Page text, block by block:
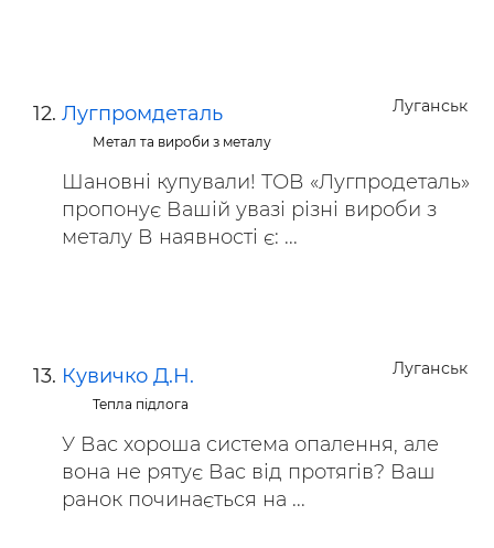
Луганськ
Лугпромдеталь
Метал та вироби з металу
Шановні купували! ТОВ «Лугпродеталь»
пропонує Вашій увазі різні вироби з
металу В наявності є: ...
Луганськ
Кувичко Д.Н.
Тепла підлога
У Вас хороша система опалення, але
вона не рятує Вас від протягів? Ваш
ранок починається на ...